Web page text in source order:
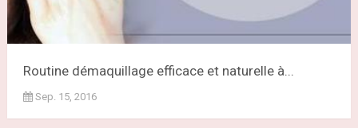
Routine démaquillage efficace et naturelle à...
Sep. 15, 2016